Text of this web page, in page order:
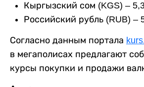
Кыргызский сом (KGS) –
Российский рубль (RUB) –
Согласно данным портала
в мегаполисах предлагают
курсы покупки и продажи